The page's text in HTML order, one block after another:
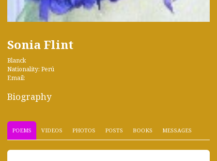
Sonia Flint
Blanck
Nationality: Perú
Email:
Biography
POEMS VIDEOS PHOTOS POSTS BOOKS MESSAGES